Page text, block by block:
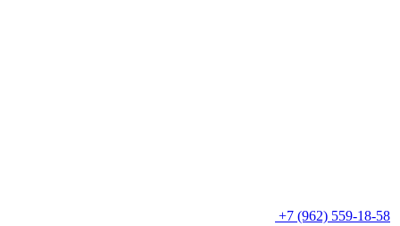
+7 (962) 559-18-58